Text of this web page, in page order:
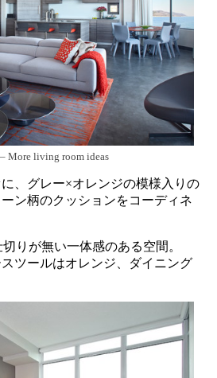
– More living room ideas
、グレー×オレンジの模様入りの
ン柄のクッションをコーディネ
りが無い一体感のある空間。
ツールはオレンジ、ダイニング